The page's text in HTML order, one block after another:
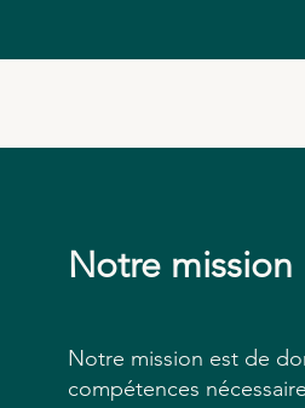
Notre mission
Notre mission est de
compétences